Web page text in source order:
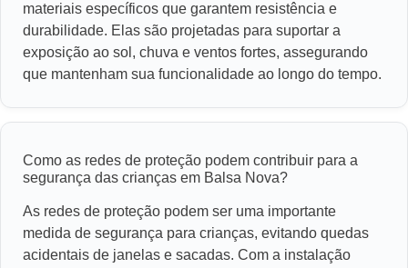
materiais específicos que garantem resistência e
durabilidade. Elas são projetadas para suportar a
exposição ao sol, chuva e ventos fortes, assegurando
que mantenham sua funcionalidade ao longo do tempo.
Como as redes de proteção podem contribuir para a
segurança das crianças em Balsa Nova?
As redes de proteção podem ser uma importante
medida de segurança para crianças, evitando quedas
acidentais de janelas e sacadas. Com a instalação